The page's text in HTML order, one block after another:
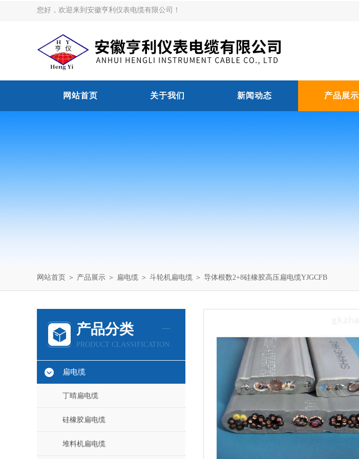
您好，欢迎来到安徽亨利仪表电缆有限公司！
网站首页 关于我们 新闻动态 产品展示
网站首页 ＞ 产品展示 ＞ 扁电缆 ＞ 斗轮机扁电缆 ＞ 导体根数2+8硅橡胶高压扁电缆YJGCFB
产品分类
PRODUCT CLASSIFICATION
扁电缆
丁晴扁电缆
硅橡胶扁电缆
堆料机扁电缆